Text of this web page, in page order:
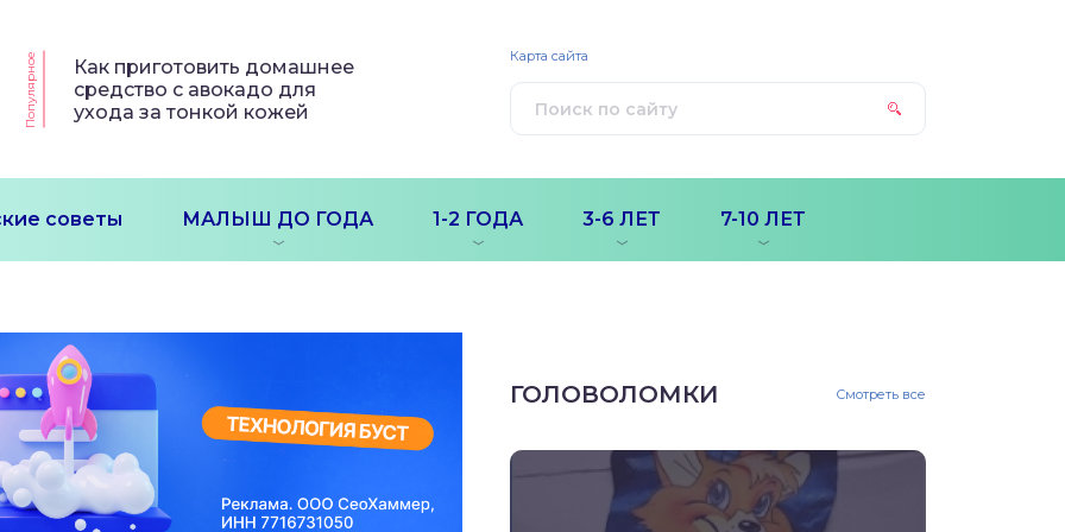
Популярное
Как приготовить домашнее
средство с авокадо для
ухода за тонкой кожей
советы МАЛЫШ ДО ГОДА 1-2 ГОДА 3-6 ЛЕТ 7-10 ЛЕТ
Карта сайта
ГОЛОВОЛОМКИ Смотреть все